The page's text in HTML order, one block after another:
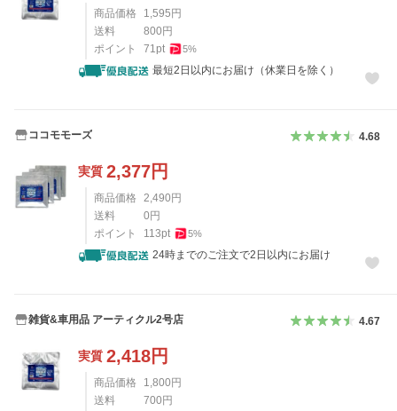
商品価格 1,595円
送料
800円
ポイント
71 pt 5%
最短2日以内にお届け（休業日を除く）
ココモモーズ 4.68
実質 2,377円
商品価格 2,490円
送料
0円
ポイント
113pt 5%
24時までのご注文で2日以内にお届け
雑貨&車用品 アーティクル2号店 4.67
実質 2,418円
商品価格 1,800円
送料
700円